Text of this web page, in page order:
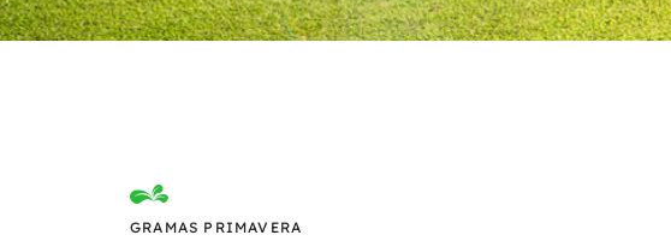
GRAMAS PRIMAVERA